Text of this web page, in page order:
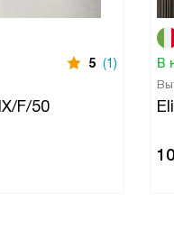
5 (1)
F/50
В